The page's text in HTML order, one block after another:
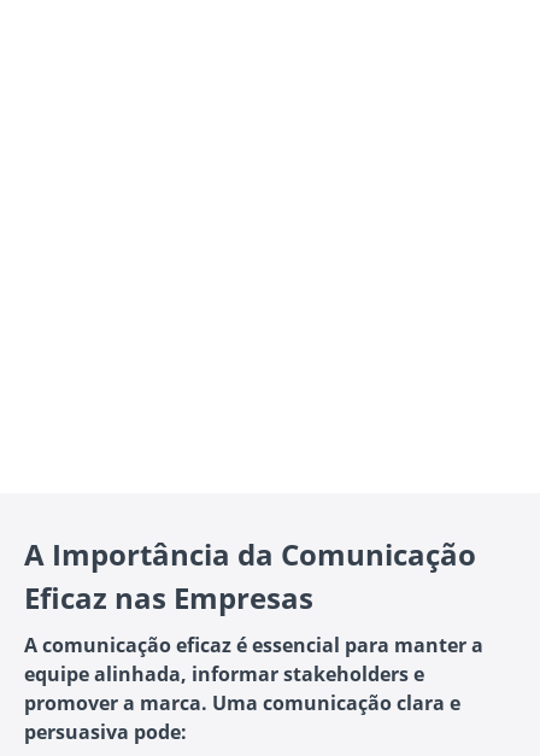
A Importância da Comunicação
Eficaz nas Empresas
A comunicação eficaz é essencial para manter a
equipe alinhada, informar stakeholders e
promover a marca. Uma comunicação clara e
persuasiva pode: